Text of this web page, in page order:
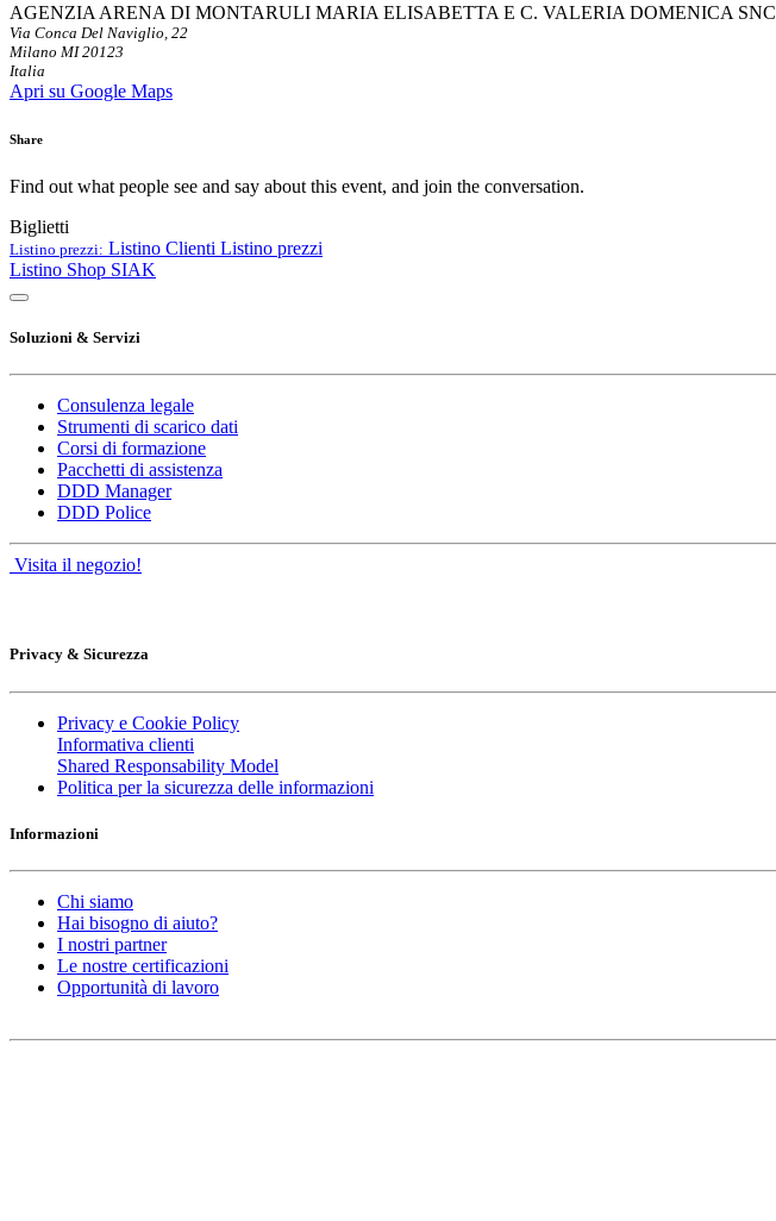
AGENZIA ARENA DI MONTARULI MARIA ELISABETTA E C. VALERIA DOMENICA SNC
Via Conca Del Naviglio, 22
Milano MI 20123
Italia
Apri su Google Maps
Share
Find out what people see and say about this event, and join the conversation.
Biglietti
Listino prezzi: Listino Clienti Listino prezzi
Listino Shop SIAK
Soluzioni & Servizi
Consulenza legale
Strumenti di scarico dati
Corsi di formazione
Pacchetti di assistenza
DDD Manager
DDD Police
Visita il negozio!
Privacy & Sicurezza
Privacy e Cookie Policy
Informativa clienti
Shared Responsability Model
Politica per la sicurezza delle informazioni
Informazioni
Chi siamo
Hai bisogno di aiuto?
I nostri partner
Le nostre certificazioni
Opportunità di lavoro